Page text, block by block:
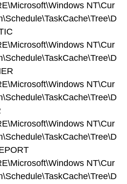
NT\Cur
NT\Cur
NT\Cur
NT\Cur
NT\Cur